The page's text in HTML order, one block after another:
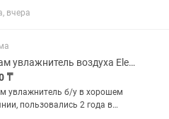
в чехле
защитном! ✅ 1 физическая
вчера
Продам увлажнитель воздуха Electrolux
₸
увлажнитель б/у в хорошем
пользовались 2 года в